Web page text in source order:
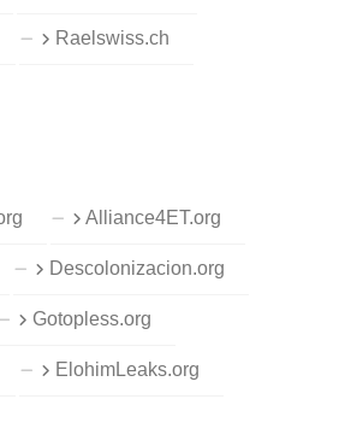
Raelswiss.ch
Alliance4ET.org
Descolonizacion.org
Gotopless.org
ElohimLeaks.org